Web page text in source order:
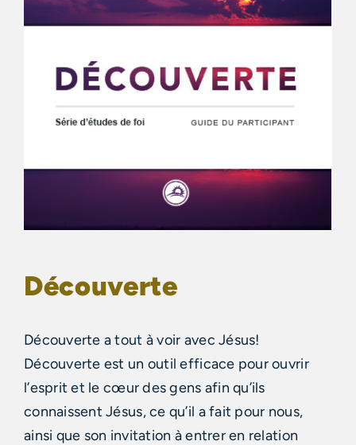
Découverte
Découverte a tout à voir avec Jésus!
Découverte est un outil efficace pour ouvrir
l’esprit et le cœur des gens afin qu’ils
connaissent Jésus, ce qu’il a fait pour nous,
ainsi que son invitation à entrer en relation